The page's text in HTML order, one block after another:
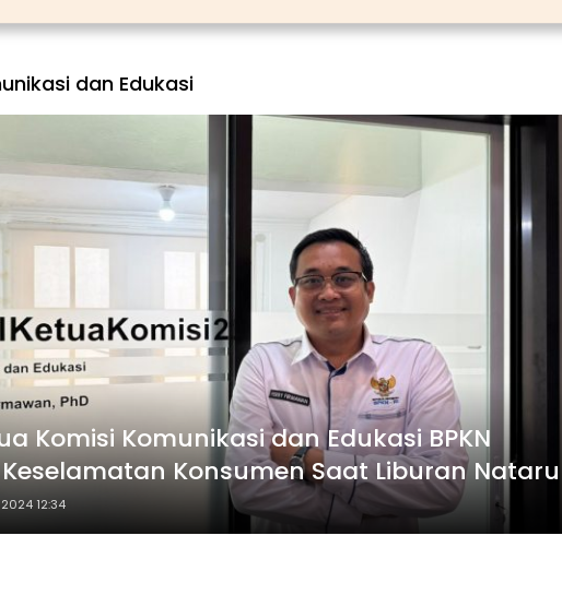
dan Edukasi
Komisi Komunikasi dan Edukasi BPKN
Konsumen Saat Liburan Nataru
12:34